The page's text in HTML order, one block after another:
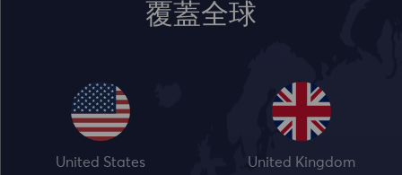
覆蓋全球
United States United Kingdom